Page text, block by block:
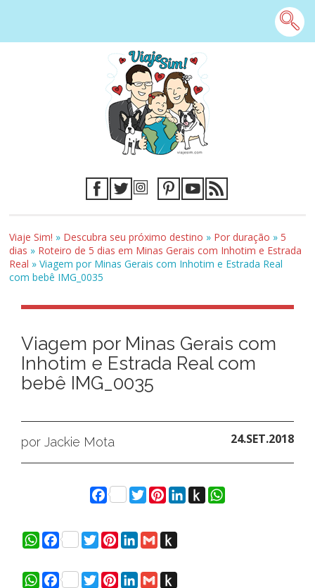
Viaje Sim! » Descubra seu próximo destino » Por duração »5
dias » Roteiro de 5 dias em Minas Gerais com Inhotim e Estrada
Real »Viagem por Minas Gerais com Inhotim e Estrada Real
com bebê IMG_0035
Viagem por Minas Gerais com
Inhotim e Estrada Real com
bebê IMG_0035
por Jackie Mota 24.SET.2018
Facebook
Twitter
Pinterest
LinkedIn
Push
to
WhatsApp
WhatsApp
Facebook
Twitter
Pinterest
LinkedIn
GmailPush
Kindle
WhatsApp
Facebook
Twitter
Pinterest
LinkedIn
GmailPush